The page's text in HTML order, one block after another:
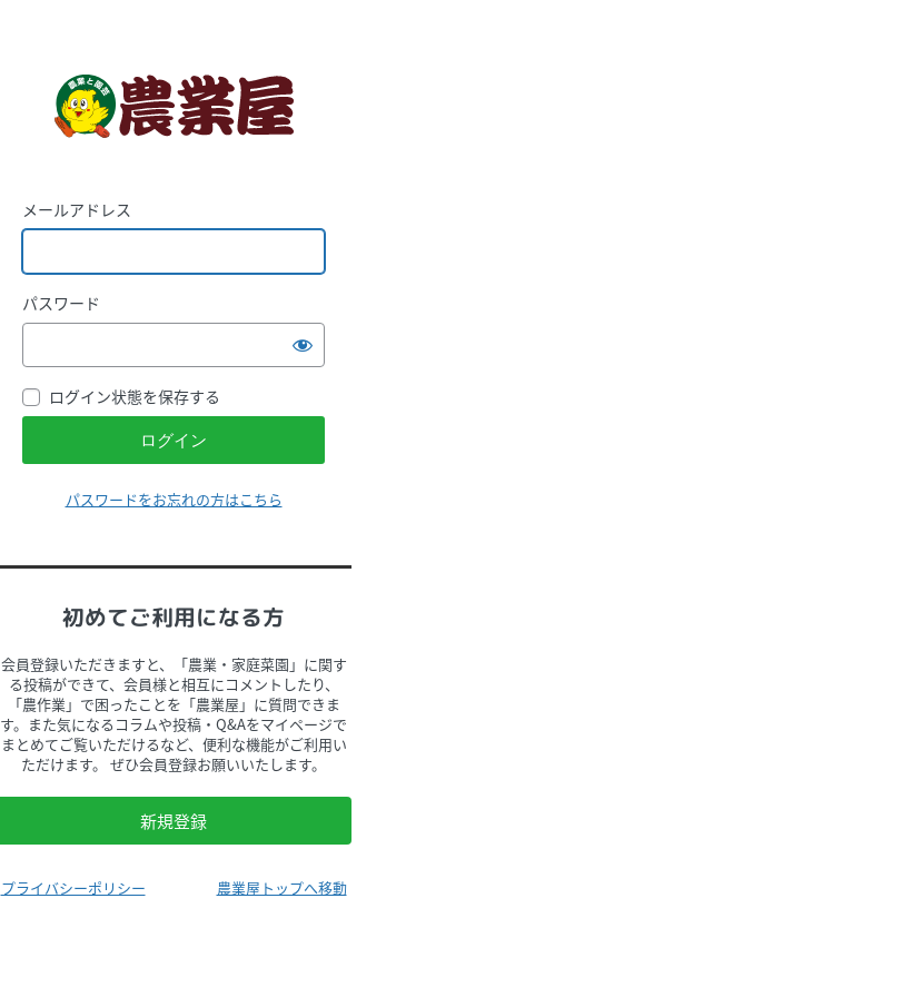
メールアドレス
パスワード
ログイン状態を保存する
パスワードをお忘れの方はこちら
初めてご利用になる方
会員登録いただきますと、「農業・家庭菜園」に関す
る投稿ができて、会員様と相互にコメントしたり、
「農作業」で困ったことを「農業屋」に質問できま
す。また気になるコラムや投稿・Q&Aをマイページで
まとめてご覧いただけるなど、便利な機能がご利用い
ただけます。 ぜひ会員登録お願いいたします。
新規登録
プライバシーポリシー 農業屋トップへ移動